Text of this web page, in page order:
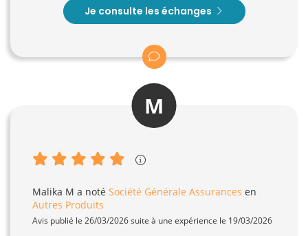
Je consulte les échanges
M
Malika M a noté Société Générale Assurances en
Autres Produits
Avis publié le 26/03/2026 suite à une expérience le 19/03/2026